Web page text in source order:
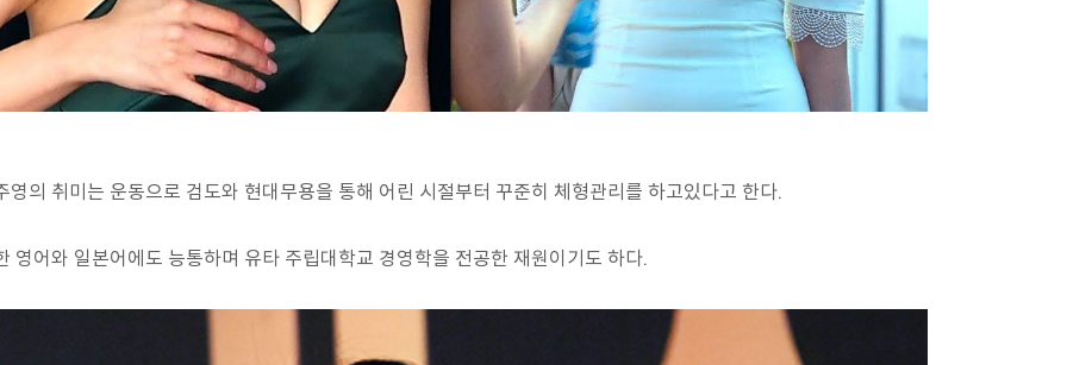
영의 취미는 운동으로 검도와 현대무용을 통해 어린 시절부터 꾸준히 체형관리를 하고있다고 한다.
영어와 일본어에도 능통하며 유타 주립대학교 경영학을 전공한 재원이기도 하다.